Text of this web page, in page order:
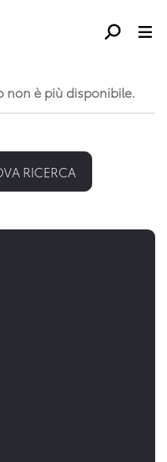
non è più disponibile.
RICERCA